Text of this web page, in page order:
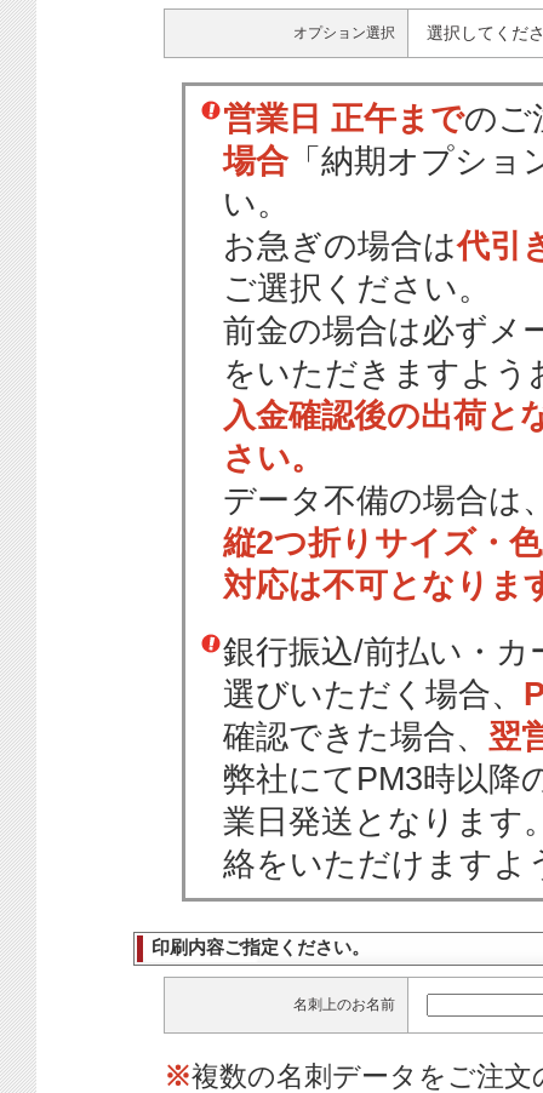
オプション選択 選択してくだ
営業日 正午までのご
場合 「納期オプショ
い。
お急ぎの場合は代引
ご選択ください。
前金の場合は必ずメ
をいただきますよう
入金確認後の出荷と
さい。
データ不備の場合は
縦2つ折りサイズ・
対応は不可となりま
銀行振込/前払い・
選びいただく場合、
確認できた場合、 翌
弊社にてPM3時以降
業日発送となります
絡をいただけますよ
印刷内容ご指定ください。
名刺上のお名前
※複数の名刺データをご注